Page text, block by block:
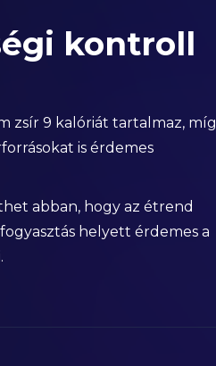
kontroll
zsír 9 kalóriát tartalmaz, míg
is érdemes
abban, hogy az étrend
helyett érdemes a